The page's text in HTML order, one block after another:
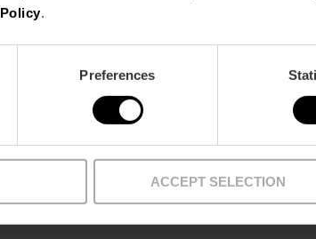
.
Preferences
ACCEPT SELECTION